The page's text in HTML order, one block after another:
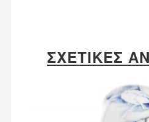
ΣΧΕΤΙΚΈΣ